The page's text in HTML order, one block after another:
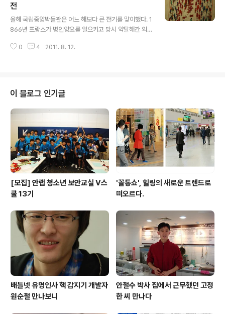
행사를 할 때, 후세에 참고하도록 하기 위해 의전의 법도(절
차, 인원, 전말과 경과 등)를 상세히 기록해 놓은 책이다. 전
례를 찾기 힘든 세계 최고의 기록 문화 유산으로서 2007
만 그 체계도와 섬세함으로 인해 팔만대장경, 조선왕조실
전
올해 국립중앙박물관은 어느 해보다 큰 전기를 맞이했다. 1
866년 프랑스가 병인양요를 일으키고 당시 약탈해간 외규
다. 1975년 박병선 박사가 처음 국내에 외규장각 의궤의
으로 지정되어 이미 그 역사적, 문화적 가치를 세계적으로
인정받은 기록 문화의 꽃이다. 이번에 돌려받은 외규장각
의궤의 특징은 대부분 어람용(임금이 보기 위해 제작된 것)
이며, 제작 당시의 원표 지본이 있고, 유일본 30책을 포함
하고 있다는 것이다. 의궤가 기록한 행사의 내용은 왕실 혼
례식, 장례식, 책봉의식 등..
0 4 2011. 8. 12.
이 블로그 인기글
[모집] 안랩 청소년 보안교실 V스
쿨 13기
'꼴통쇼', 힐링의 새로운 트렌드로
떠오르다.
배틀넷 유명인사 핵 감지기 개발자
원순철 만나보니
안철수 박사 집에서 근무했던 고정
한 씨 만나다